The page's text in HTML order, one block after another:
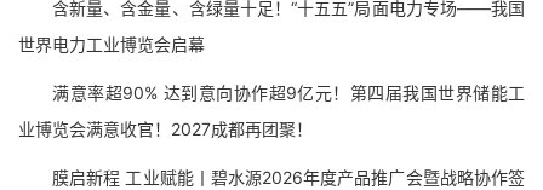
含新量、含金量、含绿量十足！“十五五”局面电力专场——我国
世界电力工业博览会启幕
满意率超90% 达到意向协作超9亿元！第四届我国世界储能工
业博览会满意收官！2027成都再团聚！
膜启新程 工业赋能丨碧水源2026年度产品推广会暨战略协作签